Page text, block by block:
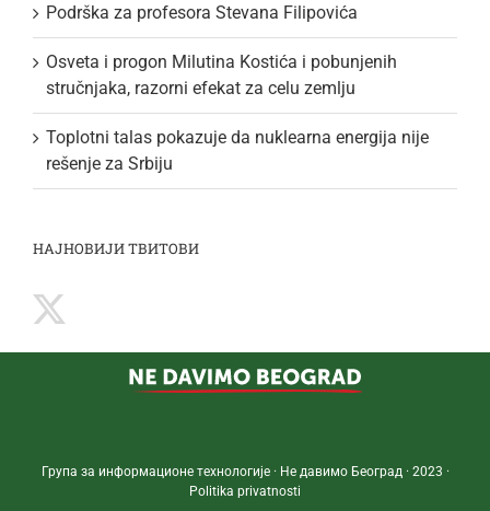
Podrška za profesora Stevana Filipovića
Osveta i progon Milutina Kostića i pobunjenih
stručnjaka, razorni efekat za celu zemlju
Toplotni talas pokazuje da nuklearna energija nije
rešenje za Srbiju
НАЈНОВИЈИ ТВИТОВИ
Група за информационе технологије · Не давимо Београд · 2023 ·
Politika privatnosti